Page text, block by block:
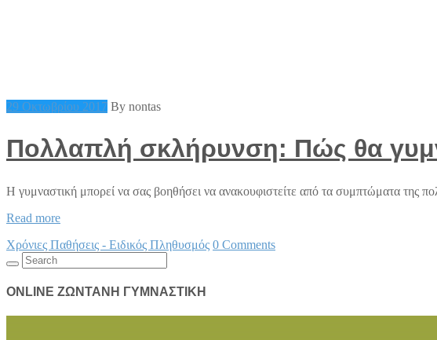
29 Οκτωβρίου 2017 By nontas
Πολλαπλή σκλήρυνση: Πώς θα
Η γυμναστική μπορεί να σας βοηθήσει να ανακουφιστείτε από τα συμπτώματα της
Read moreΠολλαπλή
Πώς
με
Χρόνιες Παθήσεις - Ειδικός Πληθυσμός 0 Comments
Search
for:
ONLINE ΖΩΝΤΑΝΗ ΓΥΜΝΑΣΤΙΚΗ